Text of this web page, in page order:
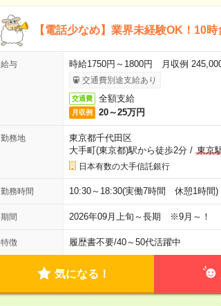
【電話少なめ】業界未経験OK！10
給与 時給1750円～1800円 月収例
交通費別途支給あり
交通費 全額支給
月収例 20～25万円
勤務地
東京都千代田区
大手町(東京都)駅から徒歩2分/ 東京
日本有数の大手信託銀行
勤務時間 10:30～18:30(実働7時間 休憩1時間)
期間 2026年09月上旬～長期 ※9月～！
特徴 履歴書不要/40～50代活躍中
気になる！